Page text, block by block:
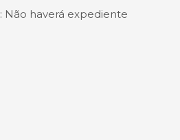
: Não haverá expediente